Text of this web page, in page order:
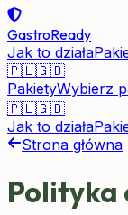
GastroReady
Jak to działa
🇵🇱🇬🇧
PakietyWybierz
🇵🇱🇬🇧
Jak to działa
Strona główna
Polityka